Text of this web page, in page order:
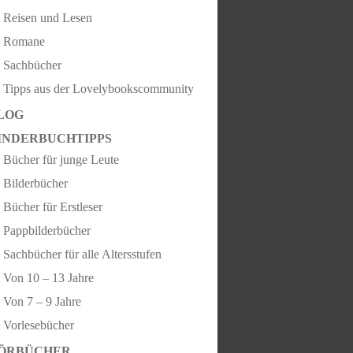
Reisen und Lesen
Romane
Sachbücher
Tipps aus der Lovelybookscommunity
Bücher für junge Leute
Bilderbücher
Bücher für Erstleser
Pappbilderbücher
Sachbücher für alle Altersstufen
Von 10 – 13 Jahre
Von 7 – 9 Jahre
Vorlesebücher